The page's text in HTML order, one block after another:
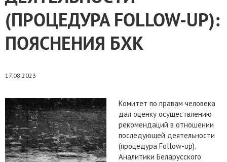
(ПРОЦЕДУРА FOLLOW-UP):
ПОЯСНЕНИЯ БХК
17.08.2023
Комитет по правам человека
дал оценку осуществлению
рекомендаций в отношении
последующей деятельности
(процедура Follow-up).
Аналитики Беларусского